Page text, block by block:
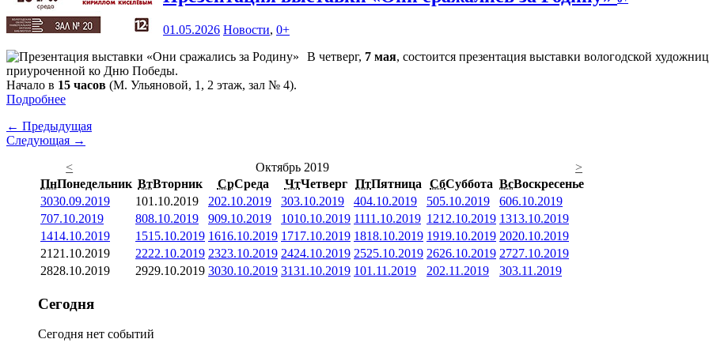
01.05.2026 Новости, 0+
В четверг, 7 мая, состоится презентация выставки вологодской
приуроченной ко Дню Победы.
Начало в 15 часов (М. Ульяновой, 1, 2 этаж, зал № 4).
Подробнее
← Предыдущая
Следующая →
<
Октябрь 2019
>
ПнПонедельник ВтВторник СрСреда ЧтЧетверг ПтПятница СбСуббота ВсВоскресенье
3030.09.2019 101.10.2019 202.10.2019 303.10.2019 404.10.2019 505.10.2019 606.10.2019
707.10.2019 808.10.2019 909.10.2019 1010.10.2019 1111.10.2019 1212.10.2019 1313.10.2019
1414.10.2019 1515.10.2019 1616.10.2019 1717.10.2019 1818.10.2019 1919.10.2019 2020.10.2019
21 21.10.2019 2222.10.2019 2323.10.2019 2424.10.2019 2525.10.2019 2626.10.2019 2727.10.2019
2828.10.2019 2929.10.2019 3030.10.2019 3131.10.2019 101.11.2019 202.11.2019 303.11.2019
Сегодня
Сегодня нет событий